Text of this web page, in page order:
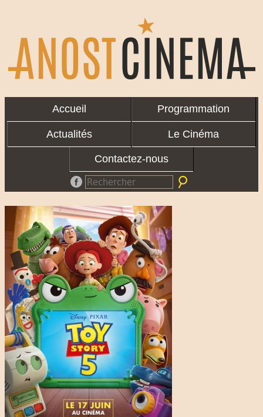
Accueil Programmation
Actualités Le Cinéma
Contactez-nous